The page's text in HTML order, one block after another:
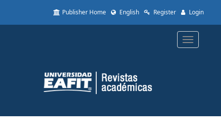
to
Content
Sidebar
Publisher Home English Register Login
Toggle